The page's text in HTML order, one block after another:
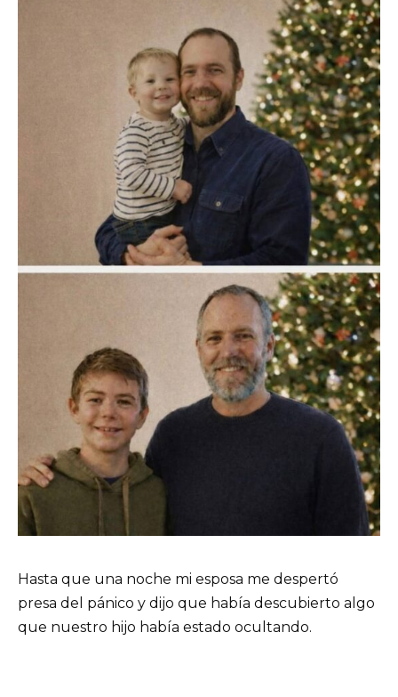
Hasta que una noche mi esposa me despertó
presa del pánico y dijo que había descubierto algo
que nuestro hijo había estado ocultando.